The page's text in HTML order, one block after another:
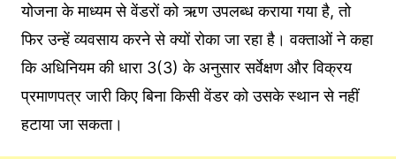
योजना के माध्यम से वेंडरों को ऋण उपलब्ध कराया गया है, तो
फिर उन्हें व्यवसाय करने से क्यों रोका जा रहा है। वक्ताओं ने कहा
कि अधिनियम की धारा 3(3) के अनुसार सर्वेक्षण और विक्रय
प्रमाणपत्र जारी किए बिना किसी वेंडर को उसके स्थान से नहीं
हटाया जा सकता।